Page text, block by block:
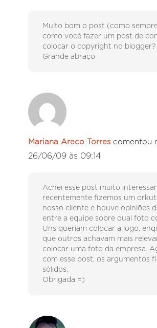
Muito bom o post (como
como você fazer um post de
colocar o copyright no blogger?
Grande abraço
Mariana Areco Torres comentou
26/06/09 às 09:14
Achei esse post muito
recentemente fizemos um orkut
nosso cliente e houve opiniões
entre a equipe sobre qual foto
Uns queriam colocar a logo,
que outros achavam mais
colocar uma foto da empresa.
com esse post, os argumentos
sólidos.
Obrigada =)